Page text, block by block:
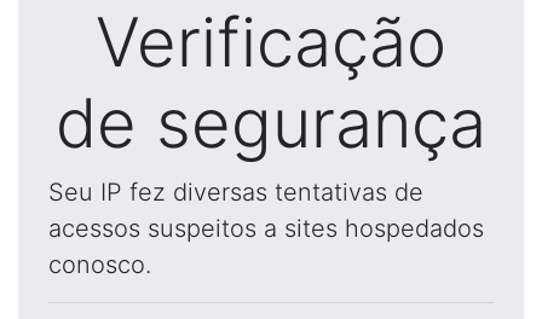
Verificação
de segurança
Seu IP fez diversas tentativas de
acessos suspeitos a sites hospedados
conosco.